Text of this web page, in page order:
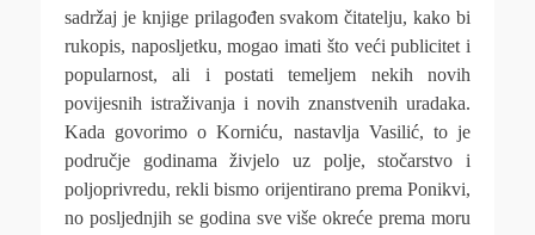
sadržaj je knjige prilagođen svakom čitatelju, kako bi
rukopis, naposljetku, mogao imati što veći publicitet i
popularnost, ali i postati temeljem nekih novih
povijesnih istraživanja i novih znanstvenih uradaka.
Kada govorimo o Korniću, nastavlja Vasilić, to je
područje godinama živjelo uz polje, stočarstvo i
poljoprivredu, rekli bismo orijentirano prema Ponikvi,
no posljednjih se godina sve više okreće prema moru